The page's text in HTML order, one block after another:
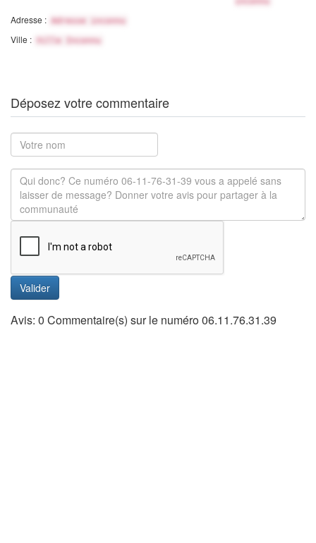
Adresse : Adresse inconnu
Ville : Ville Inconnu
Déposez votre commentaire
Valider
Avis: 0 Commentaire(s) sur le numéro 06.11.76.31.39